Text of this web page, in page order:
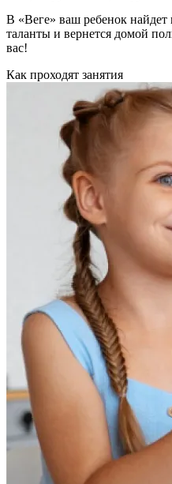
В «Веге» ваш ребенок найдет
таланты и вернется домой
вас!
Как проходят занятия